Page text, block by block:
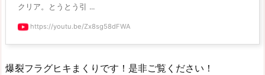
クリア。とうとう引 ...
https://youtu.be/Zx8sg58dFWA
爆裂フラグヒキまくりです！是非ご覧ください！